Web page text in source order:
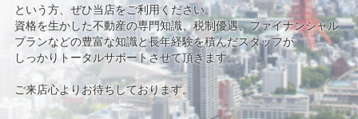
という方、ぜひ当店をご利用ください。
資格を生かした不動産の専門知識、税制優遇、ファイナンシャル
プランなどの豊富な知識と長年経験を積んだスタッフが
しっかりトータルサポートさせて頂きます。
ご来店心よりお待ちしております。